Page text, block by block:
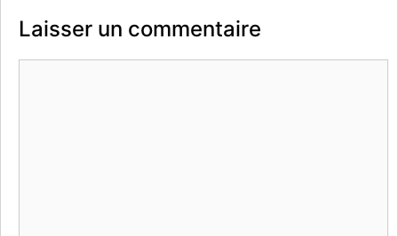
Laisser un commentaire